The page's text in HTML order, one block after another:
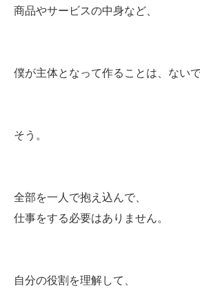
商品やサービスの中身など、
僕が主体となって作ることは、ないで
そう。
全部を一人で抱え込んで、
仕事をする必要はありません。
自分の役割を理解して、